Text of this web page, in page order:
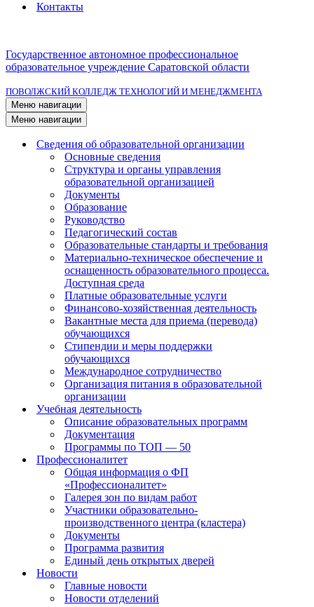
Контакты
Государственное автономное профессиональное
образовательное учреждение Саратовской области
ПОВОЛЖСКИЙ КОЛЛЕДЖ ТЕХНОЛОГИЙ И МЕНЕДЖМЕНТА
Меню навигации
Меню навигации
Сведения об образовательной организации
Основные сведения
Структура и органы управления
образовательной организацией
Документы
Образование
Руководство
Педагогический состав
Образовательные стандарты и требования
Материально-техническое обеспечение и
оснащенность образовательного процесса.
Доступная среда
Платные образовательные услуги
Финансово-хозяйственная деятельность
Вакантные места для приема (перевода)
обучающихся
Стипендии и меры поддержки
обучающихся
Международное сотрудничество
Организация питания в образовательной
организации
Учебная деятельность
Описание образовательных программ
Документация
Программы по ТОП — 50
Профессионалитет
Общая информация о ФП
«Профессионалитет»
Галерея зон по видам работ
Участники образовательно-
производственного центра (кластера)
Документы
Программа развития
Единый день открытых дверей
Новости
Главные новости
Новости отделений